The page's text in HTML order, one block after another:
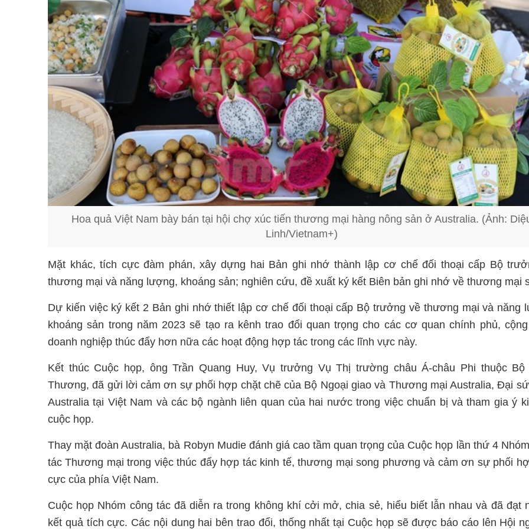
Hoa quả Việt Nam bày bán tại hội chợ xúc tiến thương mại hàng nông sản ở Australia. (Ảnh:
Linh/Vietnam+)
Mặt khác, tích cực đàm phán, xây dựng hai Bản ghi nhớ thành lập cơ chế đối thoại cấp Bộ
thương mại và năng lượng, khoáng sản; nghiên cứu, đề xuất ký kết Biên bản ghi nhớ về thương mại
Dự kiến việc ký kết 2 Bản ghi nhớ thiết lập cơ chế đối thoại cấp Bộ trưởng về thương mại và năng
khoáng sản trong năm 2023 sẽ tạo ra kênh trao đổi quan trọng cho các cơ quan chính phủ,
doanh nghiệp thúc đẩy hơn nữa các hoạt động hợp tác trong các lĩnh vực này.
Kết thúc Cuộc họp, ông Trần Quang Huy, Vụ trưởng Vụ Thị trường châu Á-châu Phi thuộc Bộ
Thương, đã gửi lời cảm ơn sự phối hợp chặt chẽ của Bộ Ngoại giao và Thương mại Australia, Đại
Australia tại Việt Nam và các bộ ngành liên quan của hai nước trong việc chuẩn bị và tham gia ý
cuộc họp.
Thay mặt đoàn Australia, bà Robyn Mudie đánh giá cao tầm quan trọng của Cuộc họp lần thứ 4
tác Thương mại trong việc thúc đẩy hợp tác kinh tế, thương mại song phương và cảm ơn sự phối
cực của phía Việt Nam.
Cuộc họp Nhóm công tác đã diễn ra trong không khí cởi mở, chia sẻ, hiểu biết lẫn nhau và đã đạt
kết quả tích cực. Các nội dung hai bên trao đổi, thống nhất tại Cuộc họp sẽ được báo cáo lên Hội